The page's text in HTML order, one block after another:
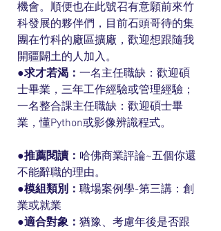
機會。順便也在此號召有意願前來竹
科發展的夥伴們，目前石頭哥待的集
團在竹科的廠區擴廠，歡迎想跟隨我
開疆闢土的人加入。
●求才若渴： 一名主任職缺：歡迎碩
士畢業，三年工作經驗或管理經驗；
一名整合課主任職缺：歡迎碩士畢
業，懂Python或影像辨識程式。
●推薦閱讀： 哈佛商業評論~五個你還
不能辭職的理由。
●模組類別： 職場案例學-第三講：創
業或就業
●適合對象： 猶豫、考慮年後是否跟